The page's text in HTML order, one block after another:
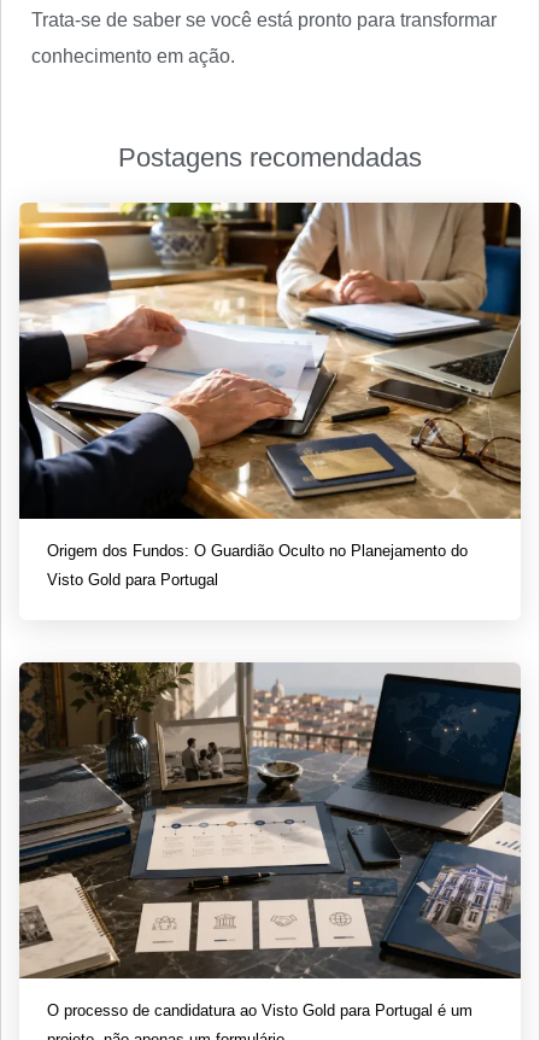
Trata-se de saber se você está pronto para transformar
conhecimento em ação.
Postagens recomendadas
Origem dos Fundos: O Guardião Oculto no Planejamento do
Visto Gold para Portugal
O processo de candidatura ao Visto Gold para Portugal é um